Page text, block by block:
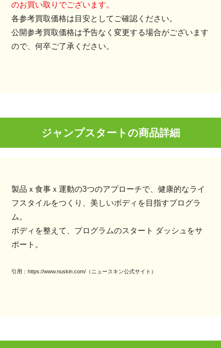
のお買い取りでございます。
各参考買取価格は目安としてご確認ください。
公開参考買取価格は予告なく変更する場合がございます
ので、何卒ご了承ください。
ジャンプスタートの商品詳細
製品ｘ食事ｘ運動の3つのアプローチで、健康的なライ
フスタイルをつくり、美しいボディを目指すプログラ
ム。
ボディを整えて、プログラムのスタート ダッシュをサ
ポート。
引用：https://www.nuskin.com/（ニュースキン公式サイト）